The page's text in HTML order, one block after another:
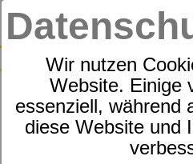
Wir nutzen
Website. Einige
essenziell, während
diese Website und
Hier finden Sie
Informationen, die
sollen, dass Sie